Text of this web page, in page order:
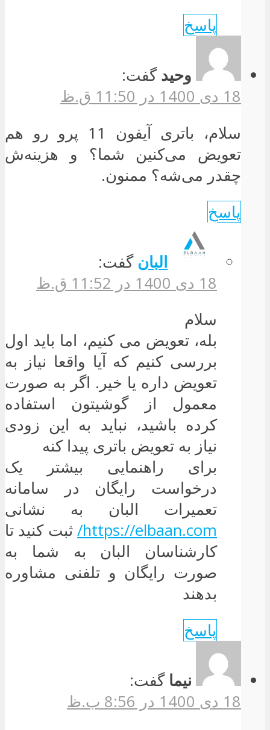
پاسخ
وحید گفت:
18 دی 1400 در 11:50 ق.ظ
سلام، باتری آیفون 11 پرو رو هم
تعویض می‌کنین شما؟ و هزینه‌ش
چقدر می‌شه؟ ممنون.
پاسخ
البان گفت:
18 دی 1400 در 11:52 ق.ظ
سلام
بله، تعویض می کنیم، اما باید اول
بررسی کنیم که آیا واقعا نیاز به
تعویض داره یا خیر. اگر به صورت
معمول از گوشیتون استفاده
کرده باشید، نباید به این زودی
نیاز به تعویض باتری پیدا کنه
برای راهنمایی بیشتر یک
درخواست رایگان در سامانه
تعمیرات البان به نشانی
https://elbaan.com/ ثبت کنید تا
کارشناسان البان به شما به
صورت رایگان و تلفنی مشاوره
بدهند
پاسخ
نیما گفت:
18 دی 1400 در 8:56 ب.ظ